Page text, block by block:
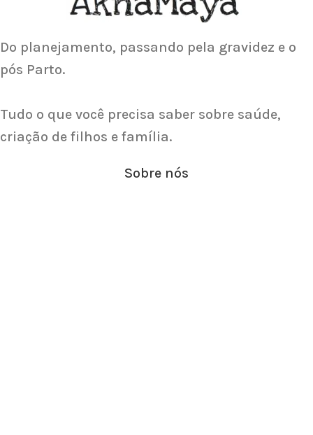
Gravidez
Saiba Mais
Do planejamento, passando pela gravidez e o
pós Parto.
Tudo o que você precisa saber sobre saúde,
criação de filhos e família.
Sobre nós